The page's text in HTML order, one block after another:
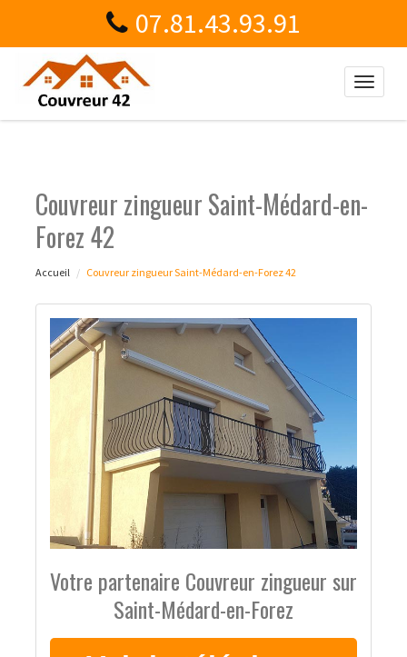
07.81.43.93.91
Toggle
Couvreur zingueur Saint-Médard-en-
Forez 42
Accueil Couvreur zingueur Saint-Médard-en-Forez 42
Votre partenaire Couvreur zingueur sur
Saint-Médard-en-Forez